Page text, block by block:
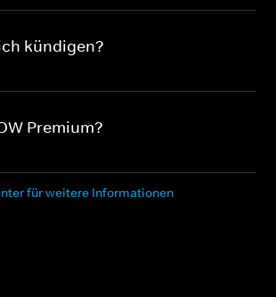
kündigen?
Premium?
für weitere Informationen